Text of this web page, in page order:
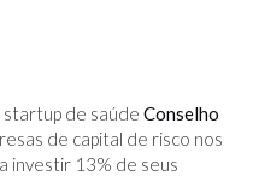
de saúde Conselho
de capital de risco nos
investir 13% de seus